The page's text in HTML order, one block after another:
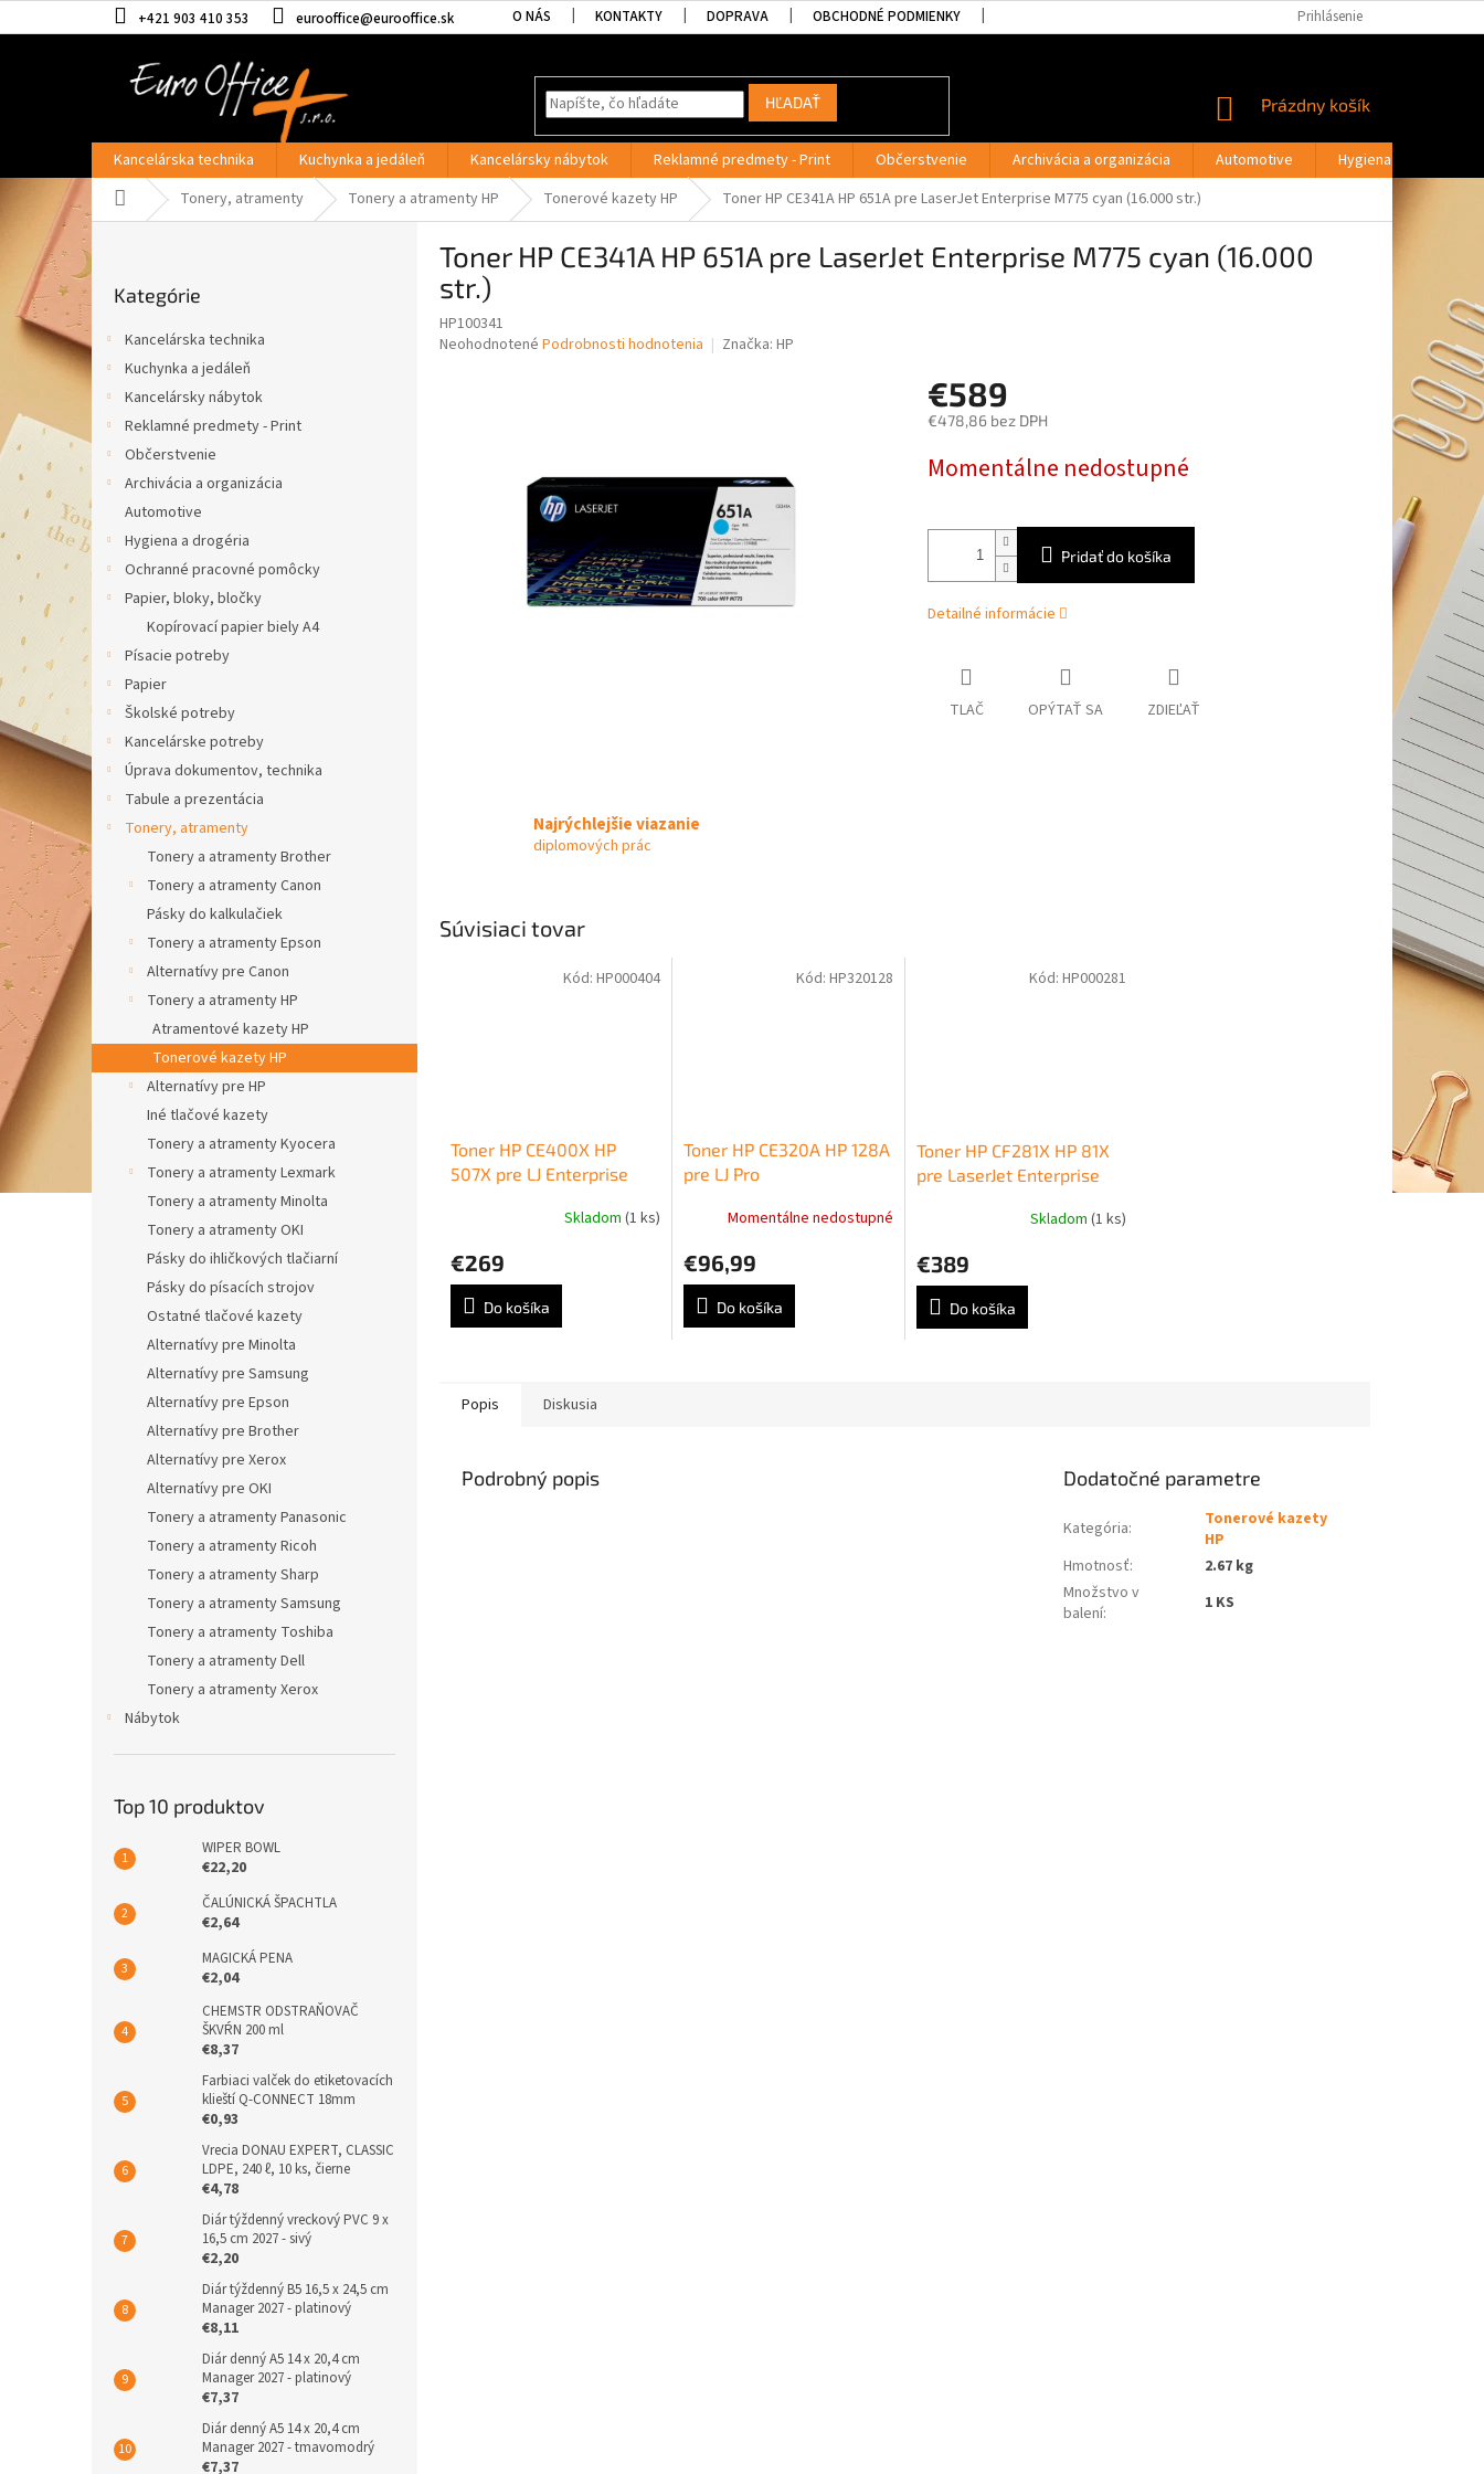
na
+421 903 410 353 eurooffice@eurooffice.sk O NÁS KONTAKTY DOPRAVA OBCHODNÉ PODMIENKY MOJA OBJEDNÁVKA
Prihlásenie
HĽADAŤ
NÁKUPNÝ
Prázdny košík
Kancelárska technika Kuchynka a jedáleň Kancelársky nábytok Reklamné predmety - Print Občerstvenie Archivácia a organizácia Automotive
Hygiena a drogéria
Domov Tonery, atramenty Tonery a atramenty HP Tonerové kazety HP Toner HP CE341A HP 651A pre LaserJet Enterprise M775 cyan (16.000 str.)
o
č
p
a
l
kategórie
Kategórie
Kancelárska technika
Kuchynka a jedáleň
Kancelársky nábytok
Reklamné predmety - Print
Občerstvenie
Archivácia a organizácia
Automotive
Hygiena a drogéria
Ochranné pracovné pomôcky
Papier, bloky, bločky
Kopírovací papier biely A4
Písacie potreby
Papier
Školské potreby
Kancelárske potreby
Úprava dokumentov, technika
Tabule a prezentácia
Tonery, atramenty
Tonery a atramenty Brother
Tonery a atramenty Canon
Pásky do kalkulačiek
Tonery a atramenty Epson
Alternatívy pre Canon
Tonery a atramenty HP
Atramentové kazety HP
Tonerové kazety HP
Alternatívy pre HP
Iné tlačové kazety
Tonery a atramenty Kyocera
Tonery a atramenty Lexmark
Tonery a atramenty Minolta
Tonery a atramenty OKI
Pásky do ihličkových tlačiarní
Pásky do písacích strojov
Ostatné tlačové kazety
Alternatívy pre Minolta
Alternatívy pre Samsung
Alternatívy pre Epson
Alternatívy pre Brother
Alternatívy pre Xerox
Alternatívy pre OKI
Tonery a atramenty Panasonic
Tonery a atramenty Ricoh
Tonery a atramenty Sharp
Tonery a atramenty Samsung
Tonery a atramenty Toshiba
Tonery a atramenty Dell
Tonery a atramenty Xerox
Nábytok
Top 10 produktov
WIPER BOWL
€22,20
ČALÚNICKÁ ŠPACHTLA
€2,64
MAGICKÁ PENA
€2,04
CHEMSTR ODSTRAŇOVAČ
ŠKVŔN 200 ml
€8,37
Farbiaci valček do etiketovacích
klieští Q-CONNECT 18mm
€0,93
Vrecia DONAU EXPERT, CLASSIC
LDPE, 240 ℓ, 10 ks, čierne
€4,78
Diár týždenný vreckový PVC 9 x
16,5 cm 2027 - sivý
€2,20
Diár týždenný B5 16,5 x 24,5 cm
Manager 2027 - platinový
€8,11
Diár denný A5 14 x 20,4 cm
Manager 2027 - platinový
€7,37
Diár denný A5 14 x 20,4 cm
Manager 2027 - tmavomodrý
€7,37
Toner HP CE341A HP 651A pre LaserJet Enterprise M775 cyan (16.000
str.)
HP100341
Priemerné
Neohodnotené Podrobnosti hodnotenia Značka: HP
€589
€478,86 bez DPH
cena:
Momentálne nedostupné
Pridať do košíka
Detailné informácie
TLAČ OPÝTAŤ SA ZDIEĽAŤ
Najrýchlejšie viazanie
diplomových prác
Súvisiaci tovar
Toner HP CE400X HP
507X pre LJ Enterprise
black (11.000 str.)Skladom (1 ks)
€269
Do košíka
Kód: HP000404
Toner HP CE320A HP 128A
pre LJ Pro
(2.000 str.)
Momentálne nedostupné
€96,99
Do košíka
Kód: HP320128
Toner HP CF281X HP 81X
pre LaserJet Enterprise
Skladom(1 ks)
€389
Do košíka
Kód:HP000281
Popis Diskusia
Podrobný popis Dodatočné parametre
Kategória:
Tonerové kazety
HP
Hmotnosť:
2.67 kg
Množstvo v
balení: 1 KS